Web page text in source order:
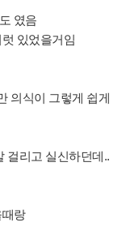
였음
있었을거임
의식이 그렇게 쉽게
걸리고 실신하던데..
랑